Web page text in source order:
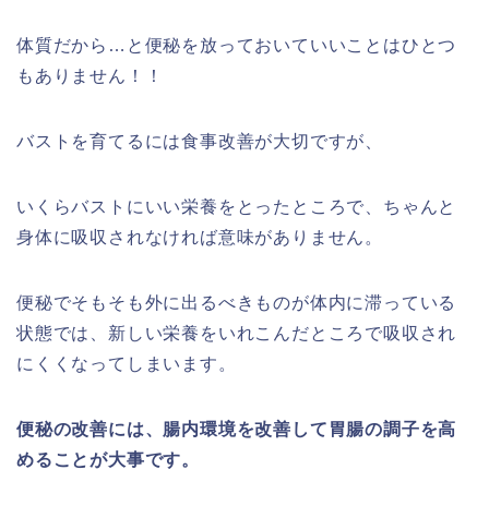
体質だから…と便秘を放っておいていいことはひとつ
もありません！！
バストを育てるには食事改善が大切ですが、
いくらバストにいい栄養をとったところで、ちゃんと
身体に吸収されなければ意味がありません。
便秘でそもそも外に出るべきものが体内に滞っている
状態では、新しい栄養をいれこんだところで吸収され
にくくなってしまいます。
便秘の改善には、腸内環境を改善して胃腸の調子を高
めることが大事です。